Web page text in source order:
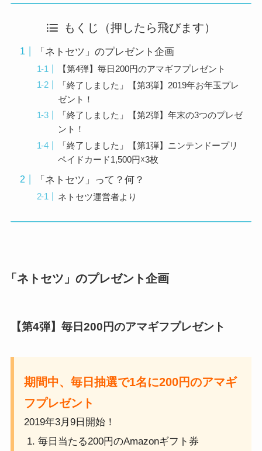
もくじ（押したら飛びます）
「ネトセツ」のプレゼント企画
【第4弾】毎日200円のアマギフプレゼント
「終了しました」【第3弾】2019年お年玉プレ
ゼント！
「終了しました」【第2弾】年末の3つのプレゼ
ント！
「終了しました」【第1弾】ニンテンドープリ
ペイドカード1,500円☓3枚
「ネトセツ」って？何？
ネトセツ運営者より
「ネトセツ」のプレゼント企画
【第4弾】毎日200円のアマギフプレゼント
期間中、毎日抽選で1名に200円のアマギ
フプレゼント
2019年3月9日開始！
毎日当たる200円のAmazonギフト券